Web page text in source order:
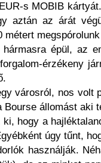
s MOBIB
aztán az árát
épül, az
érzékeny
városról, nos
állomást
hogy a
úgy tűnt,
használják.